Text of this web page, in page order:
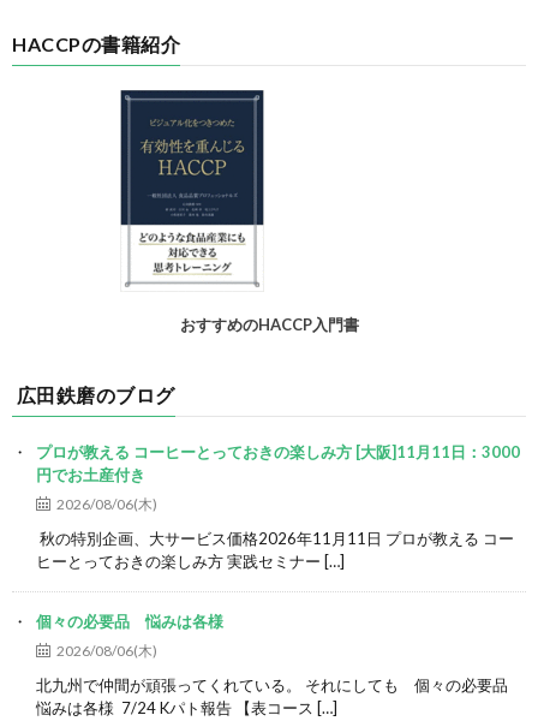
HACCPの書籍紹介
おすすめのHACCP入門書
広田鉄磨のブログ
プロが教える コーヒーとっておきの楽しみ方 [大阪]11月11日：3000
円でお土産付き
2026/08/06(木)
秋の特別企画、大サービス価格2026年11月11日 プロが教える コー
ヒーとっておきの楽しみ方 実践セミナー […]
個々の必要品 悩みは各様
2026/08/06(木)
北九州で仲間が頑張ってくれている。 それにしても 個々の必要品
悩みは各様 7/24 Kパト報告 【表コース […]